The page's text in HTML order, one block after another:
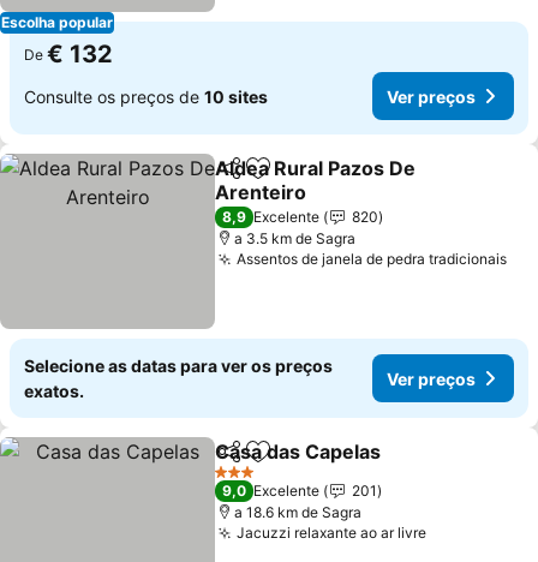
Escolha popular
De € 132
Consulte os preços de 10 sites Ver preços
PartilharAdicionar aos favoritos
Aldea Rural Pazos De
Arenteiro
8,9 Excelente
820
a 3.5 km de Sagra
Assentos de janela de pedra tradicionais
Selecione as datas para ver os preços
exatos.
Ver preços
PartilharAdicionar aos favoritos
Casa das Capelas
3 Estrelas
9,0 Excelente
201
a 18.6 km de Sagra
Jacuzzi relaxante ao ar livre